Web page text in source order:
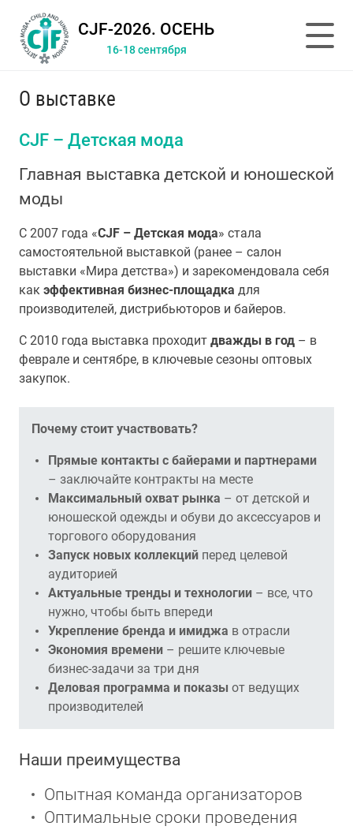
CJF-2026. ОСЕНЬ
16-18 сентября
О выставке
CJF – Детская мода
Главная выставка детской и юношеской
моды
С 2007 года «CJF – Детская мода» стала
самостоятельной выставкой (ранее – салон
выставки «Мира детства») и зарекомендовала себя
как эффективная бизнес-площадка для
производителей, дистрибьюторов и байеров.
С 2010 года выставка проходит дважды в год – в
феврале и сентябре, в ключевые сезоны оптовых
закупок.
Почему стоит участвовать?
Прямые контакты с байерами и партнерами
– заключайте контракты на месте
Максимальный охват рынка – от детской и
юношеской одежды и обуви до аксессуаров и
торгового оборудования
Запуск новых коллекций перед целевой
аудиторией
Актуальные тренды и технологии – все, что
нужно, чтобы быть впереди
Укрепление бренда и имиджа в отрасли
Экономия времени – решите ключевые
бизнес-задачи за три дня
Деловая программа и показы от ведущих
производителей
Наши преимущества
Опытная команда организаторов
Оптимальные сроки проведения